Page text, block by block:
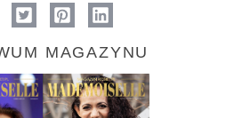
MAGAZYNU